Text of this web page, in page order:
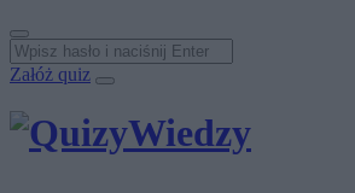
Załóż quiz